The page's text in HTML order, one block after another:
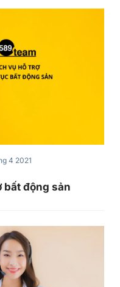
4 2021
bất động sản